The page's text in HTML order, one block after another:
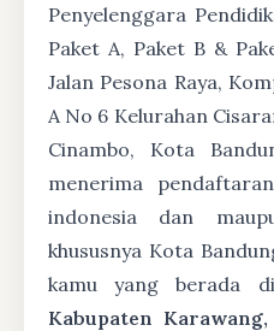
Penyelenggara
Paket A, Paket B &
Jalan Pesona Raya,
A No 6 Kelurahan
Cinambo, Kota
menerima
indonesia dan
khususnya Kota
kamu yang berada
Kabupaten